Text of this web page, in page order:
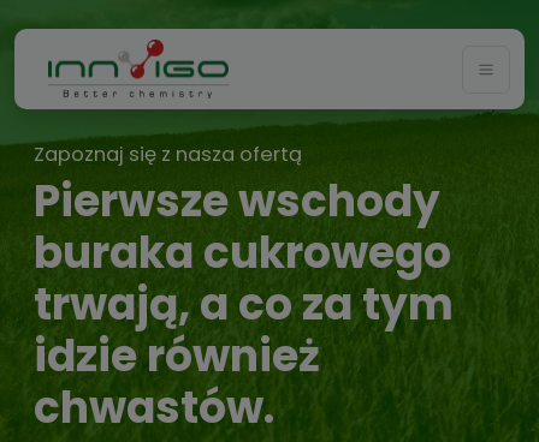
Zapoznaj się z nasza ofertą
Pierwsze wschody
buraka cukrowego
trwają, a co za tym
idzie również
chwastów.